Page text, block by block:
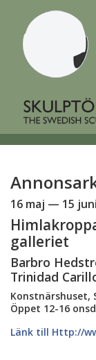
16 maj — 15
galleriet
Barbro
Trinidad
Konstnärshuset,
Öppet 12-16
Länk till Http://